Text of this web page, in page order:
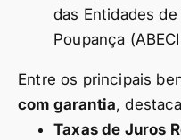
das Entidades
Poupança
Entre os principais
com garantia,
Taxas de Juros